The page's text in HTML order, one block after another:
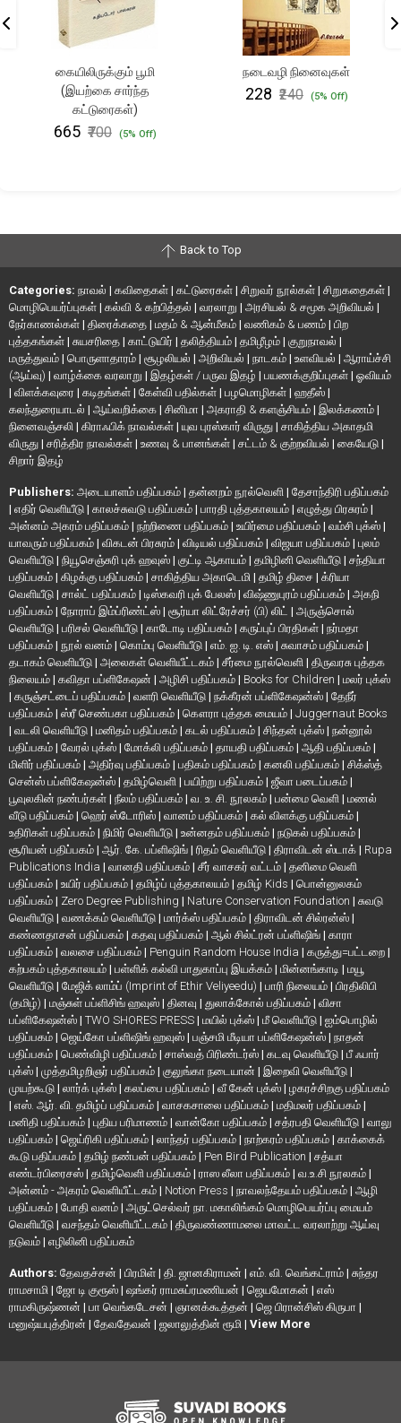
கையிலிருக்கும் பூமி
(இயற்கை சார்ந்த
கட்டுரைகள்)
₹665 ₹700 (5% Off)
நடைவழி நினைவுகள்
₹228 ₹240 (5% Off)
Back to Top
Categories: நாவல் | கவிதைகள் | கட்டுரைகள் | சிறுவர் நூல்கள் | சிறுகதைகள் |
மொழிபெயர்ப்புகள் | கல்வி & கற்பித்தல் | வரலாறு | அரசியல் & சமூக அறிவியல் |
நேர்காணல்கள் | திரைக்கதை | மதம் & ஆன்மீகம் | வணிகம் & பணம் | பிற
புத்தகங்கள் | சுயசரிதை | காட்டுயிர் | தலித்தியம் | தமிழீழம் | குறுநாவல் |
மருத்துவம் | பொருளாதாரம் | சூழலியல் | அறிவியல் | நாடகம் | உளவியல் | ஆராய்ச்சி
(ஆய்வு) | வாழ்க்கை வரலாறு | இதழ்கள் / பருவ இதழ் | பயணக்குறிப்புகள் | ஓவியம்
| விளக்கவுரை | கடிதங்கள் | கேள்வி பதில்கள் | பழமொழிகள் | ஹதீஸ் |
கலந்துரையாடல் | ஆய்வறிக்கை | சினிமா | அகராதி & களஞ்சியம் | இலக்கணம் |
நினைவஞ்சலி | கிராஃபிக் நாவல்கள் | யுவ புரஸ்கார் விருது | சாகித்திய அகாதமி
விருது | சரித்திர நாவல்கள் | உணவு & பானங்கள் | சட்டம் & குற்றவியல் | கையேடு |
சிறார் இதழ்
Publishers: அடையாளம் பதிப்பகம் | தன்னறம் நூல்வெளி | தேசாந்திரி பதிப்பகம்
| எதிர் வெளியீடு | காலச்சுவடு பதிப்பகம் | பாரதி புத்தகாலயம் | எழுத்து பிரசுரம் |
அன்னம் அகரம் பதிப்பகம் | நற்றிணை பதிப்பகம் | உயிர்மை பதிப்பகம் | வம்சி புக்ஸ் |
யாவரும் பதிப்பகம் | விகடன் பிரசுரம் | விடியல் பதிப்பகம் | விஜயா பதிப்பகம் | புலம்
வெளியீடு | நியூசெஞ்சுரி புக் ஹவுஸ் | குட்டி ஆகாயம் | தமிழினி வெளியீடு | சந்தியா
பதிப்பகம் | கிழக்கு பதிப்பகம் | சாகித்திய அகாடெமி | தமிழ் திசை | க்ரியா
வெளியீடு | சால்ட் பதிப்பகம் | டிஸ்கவரி புக் பேலஸ் | விஷ்ணுபுரம் பதிப்பகம் | அகநி
பதிப்பகம் | நோராப் இம்ப்ரிண்ட்ஸ் | சூர்யா லிட்ரேச்சர் (பி) லிட் | அருஞ்சொல்
வெளியீடு | பரிசல் வெளியீடு | காடோடி பதிப்பகம் | கருப்புப் பிரதிகள் | நர்மதா
பதிப்பகம் | நூல் வனம் | கொம்பு வெளியீடு | எம். ஐ. டி. எஸ் | சுவாசம் பதிப்பகம் |
தடாகம் வெளியீடு | அலைகள் வெளியீட்டகம் | சீர்மை நூல்வெளி | திருவரசு புத்தக
நிலையம் | கவிதா பப்ளிகேஷன் | அழிசி பதிப்பகம் | Books for Children | மலர் புக்ஸ்
| கருஞ்சட்டைப் பதிப்பகம் | வளரி வெளியீடு | நக்கீரன் பப்ளிகேஷன்ஸ் | தேநீர்
பதிப்பகம் | ஸ்ரீ செண்பகா பதிப்பகம் | கௌரா புத்தக மையம் | Juggernaut Books
| வடலி வெளியீடு | மனிதம் பதிப்பகம் | கடல் பதிப்பகம் | சிந்தன் புக்ஸ் | நன்னூல்
பதிப்பகம் | வேரல் புக்ஸ் | மோக்லி பதிப்பகம் | தாயதி பதிப்பகம் | ஆதி பதிப்பகம் |
மிளிர் பதிப்பகம் | அதிர்வு பதிப்பகம் | பதிகம் பதிப்பகம் | கனலி பதிப்பகம் | சிக்ஸ்த்
சென்ஸ் பப்ளிகேஷன்ஸ் | தமிழ்வெளி | பயிற்று பதிப்பகம் | ஜீவா படைப்பகம் |
பூவுலகின் நண்பர்கள் | நீலம் பதிப்பகம் | வ. உ. சி. நூலகம் | பன்மை வெளி | மணல்
வீடு பதிப்பகம் | ஹெர் ஸ்டோரிஸ் | வானம் பதிப்பகம் | கல் விளக்கு பதிப்பகம் |
உதிரிகள் பதிப்பகம் | நிமிர் வெளியீடு | உன்னதம் பதிப்பகம் | நடுகல் பதிப்பகம் |
சூரியன் பதிப்பகம் | ஆர். கே. பப்ளிஷிங் | ரிதம் வெளியீடு | திராவிடன் ஸ்டாக் | Rupa
Publications India | வானதி பதிப்பகம் | சீர் வாசகர் வட்டம் | தனிமை வெளி
பதிப்பகம் | உயிர் பதிப்பகம் | தமிழ்ப் புத்தகாலயம் | தமிழ் Kids | பொன்னுலகம்
பதிப்பகம் | Zero Degree Publishing | Nature Conservation Foundation | சுவடு
வெளியீடு | வணக்கம் வெளியீடு | மார்க்ஸ் பதிப்பகம் | திராவிடன் சில்ரன்ஸ் |
கண்ணதாசன் பதிப்பகம் | கதவு பதிப்பகம் | ஆல் சில்ட்ரன் பப்ளிஷிங் | காரா
பதிப்பகம் | வலசை பதிப்பகம் | Penguin Random House India | கருத்து=பட்டறை |
கற்பகம் புத்தகாலயம் | பள்ளிக் கல்வி பாதுகாப்பு இயக்கம் | மின்னங்காடி | மயூ
வெளியீடு | மேஜிக் லாம்ப் (Imprint of Ethir Veliyeedu) | பாரி நிலையம் | பிரதிலிபி
(தமிழ்) | மஞ்சுள் பப்ளிசிங் ஹவுஸ் | தினவு | துலாக்கோல் பதிப்பகம் | விசா
பப்ளிகேஷன்ஸ் | TWO SHORES PRESS | மயில் புக்ஸ் | மீ வெளியீடு | ஐம்பொழில்
பதிப்பகம் | ஜெய்கோ பப்ளிஷிங் ஹவுஸ் | பஞ்சமி மீடியா பப்ளிகேஷன்ஸ் | நாதன்
பதிப்பகம் | பெண்விழி பதிப்பகம் | சாஸ்வத் பிரிண்டர்ஸ் | கடவு வெளியீடு | பீ ஃபார்
புக்ஸ் | முத்தமிழறிஞர் பதிப்பகம் | குலுங்கா நடையான் | இறைவி வெளியீடு |
முயற்கூடு | லார்க் புக்ஸ் | கலப்பை பதிப்பகம் | வீ கேன் புக்ஸ் | ழகரச்சிறகு பதிப்பகம்
| எஸ். ஆர். வி. தமிழ்ப் பதிப்பகம் | வாசகசாலை பதிப்பகம் | மதிமலர் பதிப்பகம் |
மனிதி பதிப்பகம் | புதிய பரிமாணம் | வான்கோ பதிப்பகம் | சத்ரபதி வெளியீடு | வாலு
பதிப்பகம் | ஜெய்ரிகி பதிப்பகம் | லாந்தர் பதிப்பகம் | நாற்கரம் பதிப்பகம் | காக்கைக்
கூடு பதிப்பகம் | தமிழ் நண்பன் பதிப்பகம் | Pen Bird Publication | சத்யா
எண்டர்பிரைசஸ் | தமிழ்வெளி பதிப்பகம் | ராஸ லீலா பதிப்பகம் | வ.உ.சி நூலகம் |
அன்னம் - அகரம் வெளியீட்டகம் | Notion Press | நாவலந்தேயம் பதிப்பகம் | ஆழி
பதிப்பகம் | போதி வனம் | அருட்செல்வர் நா. மகாலிங்கம் மொழிபெயர்ப்பு மையம்
வெளியீடு | வசந்தம் வெளியீட்டகம் | திருவண்ணாமலை மாவட்ட வரலாற்று ஆய்வு
நடுவம் | எழிலினி பதிப்பகம்
Authors: தேவதச்சன் | பிரமிள் | தி. ஜானகிராமன் | எம். வி. வெங்கட்ராம் | சுந்தர
ராமசாமி | ஜோ டி குரூஸ் | ஷங்கர் ராமசுப்ரமணியன் | ஜெயமோகன் | எஸ்
ராமகிருஷ்ணன் | பா வெங்கடேசன் | ஞானக்கூத்தன் | ஜெ பிரான்சிஸ் கிருபா |
மனுஷ்யபுத்திரன் | தேவதேவன் | ஜலாலுத்தின் ரூமி | View More